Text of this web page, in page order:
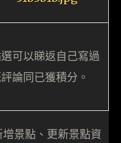
可以睇返自己寫過
論同已獲積分。
景點、更新景點資